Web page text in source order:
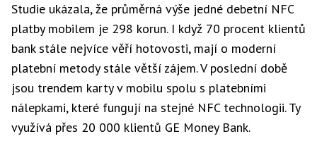
Studie ukázala, že průměrná výše jedné debetní NFC
platby mobilem je 298 korun. I když 70 procent klientů
bank stále nejvíce věří hotovosti, mají o moderní
platební metody stále větší zájem. V poslední době
jsou trendem karty v mobilu spolu s platebními
nálepkami, které fungují na stejné NFC technologii. Ty
využívá přes 20 000 klientů GE Money Bank.